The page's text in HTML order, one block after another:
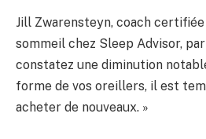
Jill Zwarensteyn, coach
sommeil chez Sleep Advisor,
constatez une diminution
forme de vos oreillers, il est
acheter de nouveaux. »